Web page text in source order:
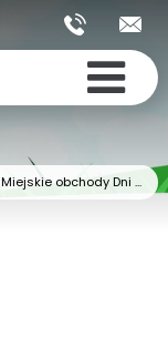
Miejskie obchody Dni ...